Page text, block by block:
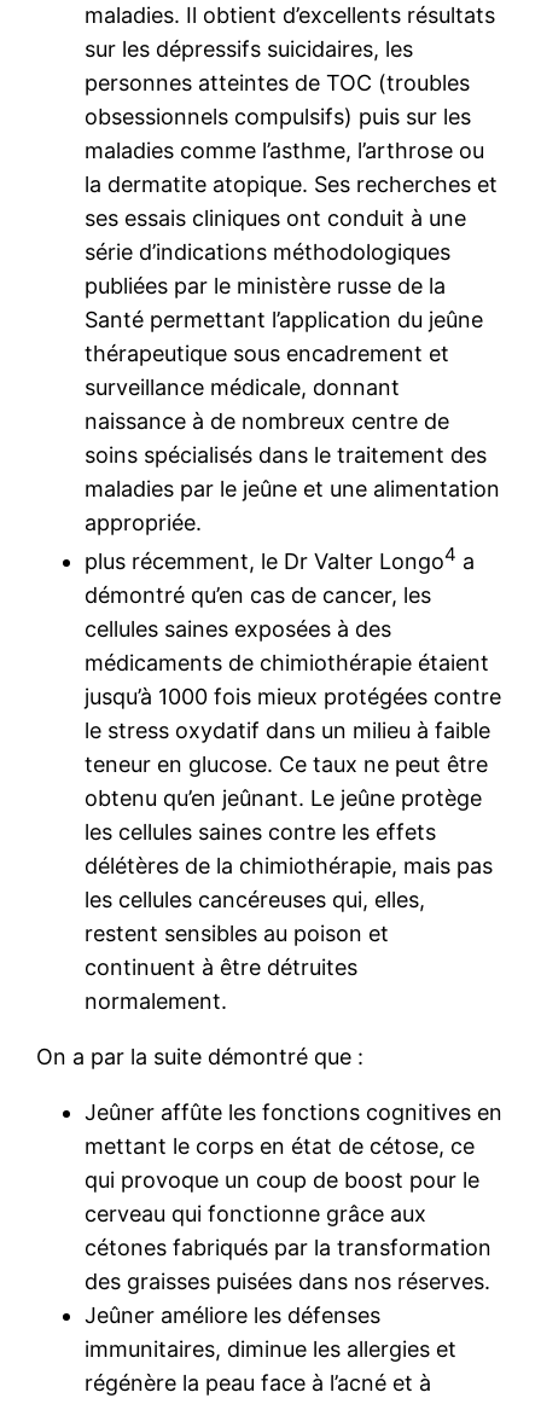
maladies. Il obtient d’excellents résultats
sur les dépressifs suicidaires, les
personnes atteintes de TOC (troubles
obsessionnels compulsifs) puis sur les
maladies comme l’asthme, l’arthrose ou
la dermatite atopique. Ses recherches et
ses essais cliniques ont conduit à une
série d’indications méthodologiques
publiées par le ministère russe de la
Santé permettant l’application du jeûne
thérapeutique sous encadrement et
surveillance médicale, donnant
naissance à de nombreux centre de
soins spécialisés dans le traitement des
maladies par le jeûne et une alimentation
appropriée.
plus récemment, le Dr Valter Longo4 a
démontré qu’en cas de cancer, les
cellules saines exposées à des
médicaments de chimiothérapie étaient
jusqu’à 1000 fois mieux protégées contre
le stress oxydatif dans un milieu à faible
teneur en glucose. Ce taux ne peut être
obtenu qu’en jeûnant. Le jeûne protège
les cellules saines contre les effets
délétères de la chimiothérapie, mais pas
les cellules cancéreuses qui, elles,
restent sensibles au poison et
continuent à être détruites
normalement.
On a par la suite démontré que :
Jeûner affûte les fonctions cognitives en
mettant le corps en état de cétose, ce
qui provoque un coup de boost pour le
cerveau qui fonctionne grâce aux
cétones fabriqués par la transformation
des graisses puisées dans nos réserves.
Jeûner améliore les défenses
immunitaires, diminue les allergies et
régénère la peau face à l’acné et à